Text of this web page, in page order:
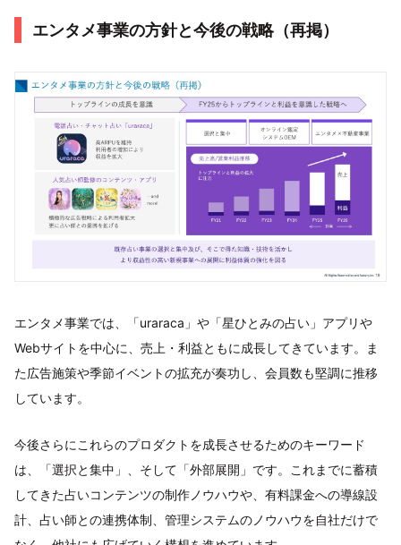
エンタメ事業の方針と今後の戦略（再掲）
エンタメ事業では、「uraraca」や「星ひとみの占い」アプリや
Webサイトを中心に、売上・利益ともに成長してきています。ま
た広告施策や季節イベントの拡充が奏功し、会員数も堅調に推移
しています。
今後さらにこれらのプロダクトを成長させるためのキーワード
は、「選択と集中」、そして「外部展開」です。これまでに蓄積
してきた占いコンテンツの制作ノウハウや、有料課金への導線設
計、占い師との連携体制、管理システムのノウハウを自社だけで